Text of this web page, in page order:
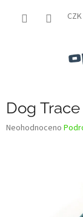
CZK
Dog
Průměrné
Neohodnoceno